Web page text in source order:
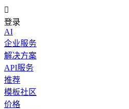

登录
AI
企业服务
解决方案
API服务
推荐
模板社区
价格